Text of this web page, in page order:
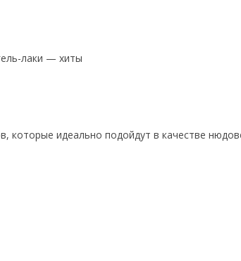
лаки — хиты
которые идеально подойдут в качестве